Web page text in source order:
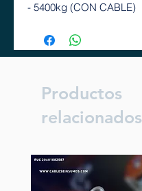
- 5400kg (CON CABLE)
Productos
relacionados